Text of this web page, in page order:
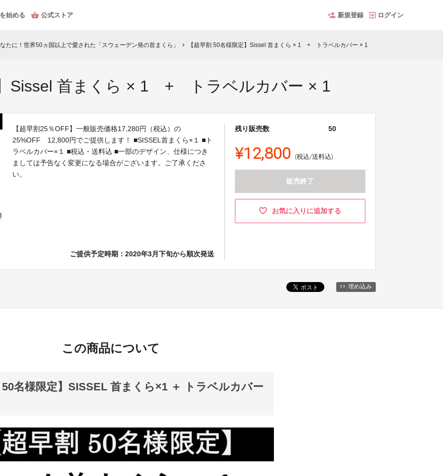
始める 公式ストア 新規登録 ログイン
たに！世界50ヵ国以上で愛された「スウェーデン発の首まくら」 chevron_right 【超早割 50名様限定】Sissel 首まくら × 1 + トラベルカバー × 1
Sissel 首まくら × 1 + トラベルカバー × 1
【超早割25％OFF】一般販売価格17,280円（税込）の
25%OFF 12,800円でご提供します！ ■SISSEL首まくら×１ ■ト
ラベルカバー×１ ■税込・送料込 ■一部のデザイン、仕様につき
ましては予告なく変更になる場合がございます。ご了承くださ
い。
ご提供予定時期：2020年3月下旬から順次発送
残り販売数 50
¥12,800 (税込/送料込)
販売終了
お気に入りに追加する
埋め込み
この商品について
名様限定】SISSEL 首まくら×1 ＋ トラベルカバー